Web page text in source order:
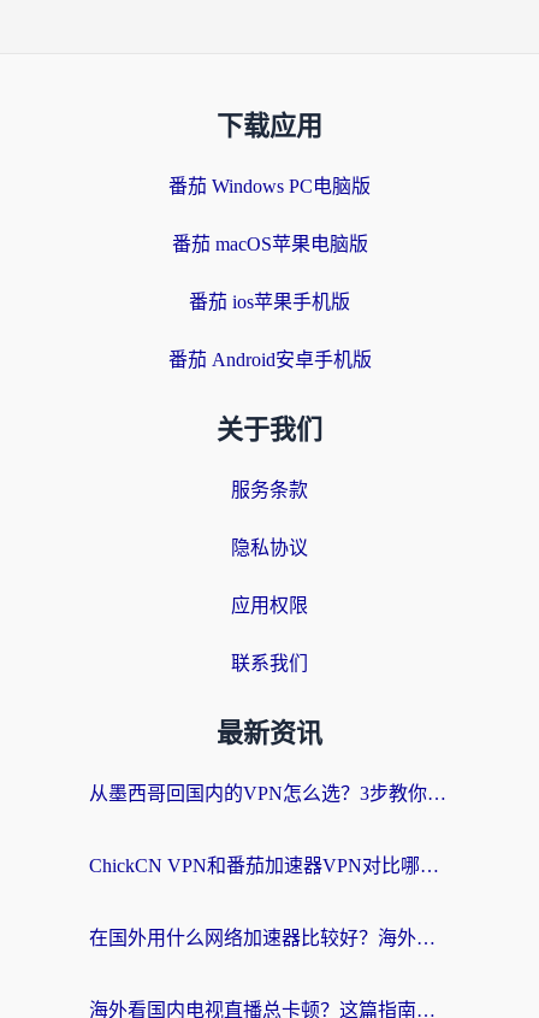
下载应用
番茄 Windows PC电脑版
番茄 macOS苹果电脑版
番茄 ios苹果手机版
番茄 Android安卓手机版
关于我们
服务条款
隐私协议
应用权限
联系我们
最新资讯
从墨西哥回国内的VPN怎么选？3步教你无缝刷剧、玩国服游戏
ChickCN VPN和番茄加速器VPN对比哪个回国效果更好？海外党亲测后的真实答案
在国外用什么网络加速器比较好？海外党亲测：从痛点到解决方案的全攻略
海外看国内电视直播总卡顿？这篇指南教你选对回国加速器，无缝追剧不发愁